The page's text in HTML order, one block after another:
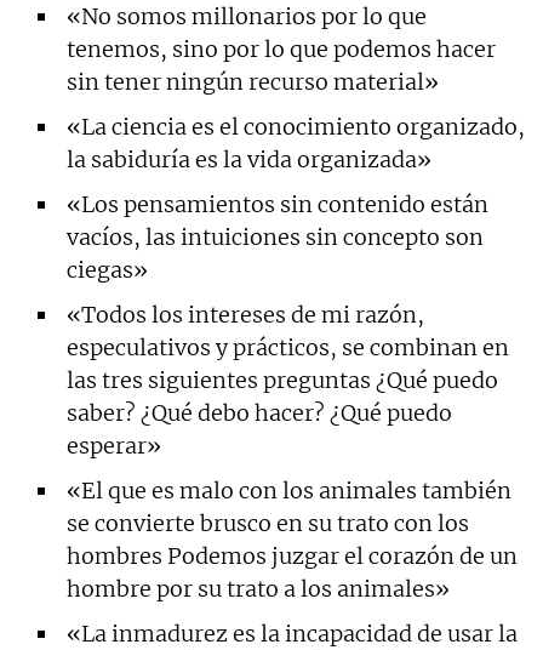
«No somos millonarios por lo que
tenemos, sino por lo que podemos hacer
sin tener ningún recurso material»
«La ciencia es el conocimiento organizado,
la sabiduría es la vida organizada»
«Los pensamientos sin contenido están
vacíos, las intuiciones sin concepto son
ciegas»
«Todos los intereses de mi razón,
especulativos y prácticos, se combinan en
las tres siguientes preguntas ¿Qué puedo
saber? ¿Qué debo hacer? ¿Qué puedo
esperar»
«El que es malo con los animales también
se convierte brusco en su trato con los
hombres Podemos juzgar el corazón de un
hombre por su trato a los animales»
«La inmadurez es la incapacidad de usar la